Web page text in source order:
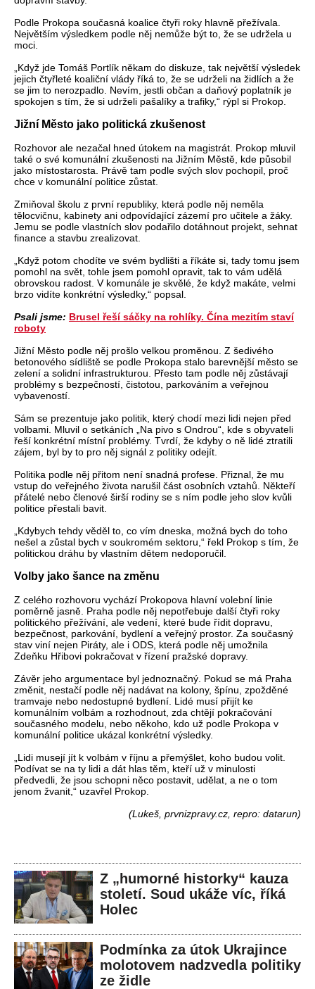
Podle Prokopa současná koalice čtyři roky hlavně přežívala.
Největším výsledkem podle něj nemůže být to, že se udržela u
moci.
„Když jde Tomáš Portlík někam do diskuze, tak největší výsledek
jejich čtyřleté koaliční vlády říká to, že se udrželi na židlích a že
se jim to nerozpadlo. Nevím, jestli občan a daňový poplatník je
spokojen s tím, že si udrželi pašalíky a trafiky,“ rýpl si Prokop.
Jižní Město jako politická zkušenost
Rozhovor ale nezačal hned útokem na magistrát. Prokop mluvil
také o své komunální zkušenosti na Jižním Městě, kde působil
jako místostarosta. Právě tam podle svých slov pochopil, proč
chce v komunální politice zůstat.
Zmiňoval školu z první republiky, která podle něj neměla
tělocvičnu, kabinety ani odpovídající zázemí pro učitele a žáky.
Jemu se podle vlastních slov podařilo dotáhnout projekt, sehnat
finance a stavbu zrealizovat.
„Když potom chodíte ve svém bydlišti a říkáte si, tady tomu jsem
pomohl na svět, tohle jsem pomohl opravit, tak to vám udělá
obrovskou radost. V komunále je skvělé, že když makáte, velmi
brzo vidíte konkrétní výsledky,“ popsal.
Psali jsme: Brusel řeší sáčky na rohlíky. Čína mezitím staví
roboty
Jižní Město podle něj prošlo velkou proměnou. Z šedivého
betonového sídliště se podle Prokopa stalo barevnější město se
zelení a solidní infrastrukturou. Přesto tam podle něj zůstávají
problémy s bezpečností, čistotou, parkováním a veřejnou
vybaveností.
Sám se prezentuje jako politik, který chodí mezi lidi nejen před
volbami. Mluvil o setkáních „Na pivo s Ondrou“, kde s obyvateli
řeší konkrétní místní problémy. Tvrdí, že kdyby o ně lidé ztratili
zájem, byl by to pro něj signál z politiky odejít.
Politika podle něj přitom není snadná profese. Přiznal, že mu
vstup do veřejného života narušil část osobních vztahů. Někteří
přátelé nebo členové širší rodiny se s ním podle jeho slov kvůli
politice přestali bavit.
„Kdybych tehdy věděl to, co vím dneska, možná bych do toho
nešel a zůstal bych v soukromém sektoru,“ řekl Prokop s tím, že
politickou dráhu by vlastním dětem nedoporučil.
Volby jako šance na změnu
Z celého rozhovoru vychází Prokopova hlavní volební linie
poměrně jasně. Praha podle něj nepotřebuje další čtyři roky
politického přežívání, ale vedení, které bude řídit dopravu,
bezpečnost, parkování, bydlení a veřejný prostor. Za současný
stav viní nejen Piráty, ale i ODS, která podle něj umožnila
Zdeňku Hřibovi pokračovat v řízení pražské dopravy.
Závěr jeho argumentace byl jednoznačný. Pokud se má Praha
změnit, nestačí podle něj nadávat na kolony, špínu, zpožděné
tramvaje nebo nedostupné bydlení. Lidé musí přijít ke
komunálním volbám a rozhodnout, zda chtějí pokračování
současného modelu, nebo někoho, kdo už podle Prokopa v
komunální politice ukázal konkrétní výsledky.
„Lidi musejí jít k volbám v říjnu a přemýšlet, koho budou volit.
Podívat se na ty lidi a dát hlas těm, kteří už v minulosti
předvedli, že jsou schopni něco postavit, udělat, a ne o tom
jenom žvanit,“ uzavřel Prokop.
(Lukeš, prvnizpravy.cz, repro: datarun)
Z „humorné historky“ kauza
století. Soud ukáže víc, říká
Holec
Podmínka za útok Ukrajince
molotovem nadzvedla politiky
ze židle